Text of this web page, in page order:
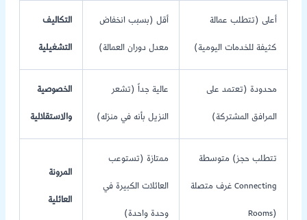
التكاليف
التشغيلية
أقل (بسبب انخفاض
معدل دوران العمالة)
أعلى (تتطلب عمالة
كثيفة للخدمات اليومية)
الخصوصية
والاستقلالية
عالية جداً (تشعر
النزيل بأنه في منزله)
محدودة (تعتمد على
المرافق المشتركة)
المرونة
العائلية
ممتازة (تستوعب
العائلات الكبيرة في
وحدة واحدة)
متوسطة (تتطلب حجز
غرف متصلة Connecting
Rooms)